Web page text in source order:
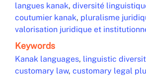
langues kanak, diversité
coutumier kanak, pluralisme
valorisation juridique et
Keywords
Kanak languages, linguistic
customary law, customary legal